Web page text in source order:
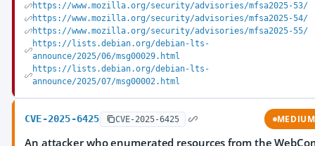
https://www.mozilla.org/security/advisories/mfsa2025-53/
https://www.mozilla.org/security/advisories/mfsa2025-54/
https://www.mozilla.org/security/advisories/mfsa2025-55/
https://lists.debian.org/debian-lts-
announce/2025/06/msg00029.html
https://lists.debian.org/debian-lts-
announce/2025/07/msg00002.html
CVE-2025-6425 CVE-2025-6425 MEDIUM
An attacker who enumerated resources from the